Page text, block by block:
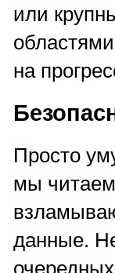
или
на
Просто
мы
данные.